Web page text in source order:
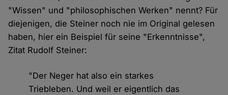
"Wissen" und "philosophischen Werken" nennt? Für
diejenigen, die Steiner noch nie im Original gelesen
haben, hier ein Beispiel für seine "Erkenntnisse",
Zitat Rudolf Steiner:
"Der Neger hat also ein starkes
Triebleben. Und weil er eigentlich das